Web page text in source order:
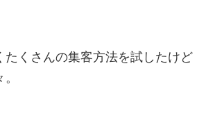
たくさんの集客方法を試したけど